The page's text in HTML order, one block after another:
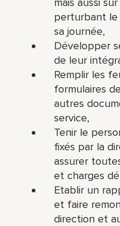
perturbant
sa journée,
Développer
de leur
Remplir les
formulaires
autres
service,
Tenir le
fixés par la
assurer
et charges
Etablir un
et faire
direction et